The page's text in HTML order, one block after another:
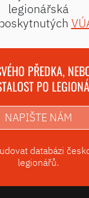
legionářská
PŘEDKA,
PO
NAPIŠTE NÁM
databázi
legionářů.